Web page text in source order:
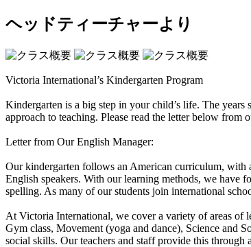
ヘッドティーチャーより
Victoria International’s Kindergarten Program
Kindergarten is a big step in your child’s life. The
approach to teaching. Please read the letter below from
Letter from Our English Manager:
Our kindergarten follows an American curriculum, with
English speakers. With our learning methods, we have
spelling. As many of our students join international
At Victoria International, we cover a variety of areas of
Gym class, Movement (yoga and dance), Science and
social skills. Our teachers and staff provide this